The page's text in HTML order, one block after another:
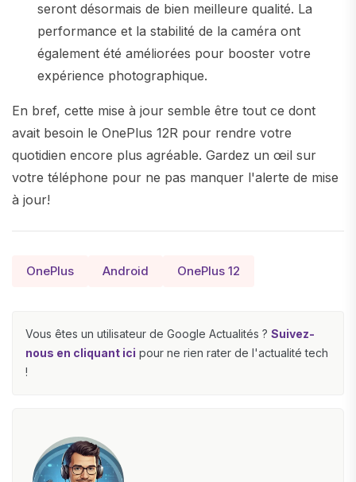
seront désormais de bien meilleure qualité. La
performance et la stabilité de la caméra ont
également été améliorées pour booster votre
expérience photographique.
En bref, cette mise à jour semble être tout ce dont
avait besoin le OnePlus 12R pour rendre votre
quotidien encore plus agréable. Gardez un œil sur
votre téléphone pour ne pas manquer l'alerte de mise
à jour!
OnePlus Android OnePlus 12
Vous êtes un utilisateur de Google Actualités ? Suivez-
nous en cliquant ici pour ne rien rater de l'actualité tech
!